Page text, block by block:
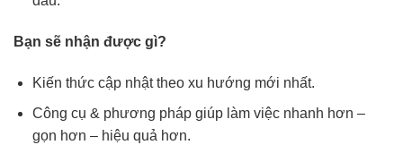
Bạn sẽ nhận được gì?
Kiến thức cập nhật theo xu hướng mới nhất.
Công cụ & phương pháp giúp làm việc nhanh hơn –
gọn hơn – hiệu quả hơn.